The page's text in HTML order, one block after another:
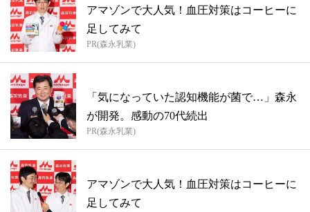
アマゾンで大人気！血圧対策はコーヒーに
足してみて
PR(森永乳業)
「気になっていた認知機能が菌で…」森永
が開発。感動の70代続出
PR(森永乳業)
アマゾンで大人気！血圧対策はコーヒーに
足してみて